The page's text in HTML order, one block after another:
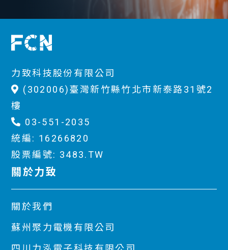
力致科技股份有限公司
(302006)臺灣新竹縣竹北市新泰路31號2
樓
03-551-2035
統編: 16266820
股票編號: 3483.TW
關於力致
關於我們
蘇州聚力電機有限公司